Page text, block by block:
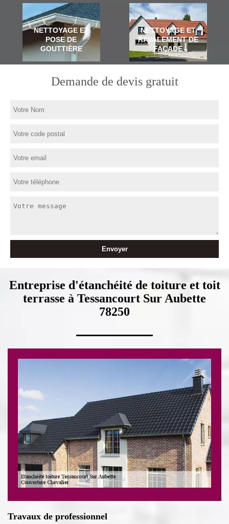
NETTOYAGE ET
POSE DE
GOUTTIÈRE
NETTOYAGE ET
RAVALEMENT DE
FAÇADE
Demande de devis gratuit
Entreprise d'étanchéité de toiture et toit
terrasse à Tessancourt Sur Aubette
78250
Travaux de professionnel